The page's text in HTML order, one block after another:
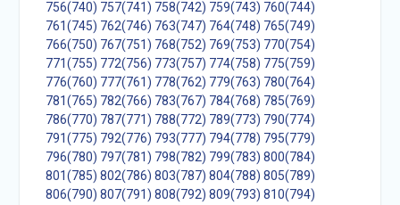
756(740) 757(741) 758(742) 759(743) 760(744)
761(745) 762(746) 763(747) 764(748) 765(749)
766(750) 767(751) 768(752) 769(753) 770(754)
771(755) 772(756) 773(757) 774(758) 775(759)
776(760) 777(761) 778(762) 779(763) 780(764)
781(765) 782(766) 783(767) 784(768) 785(769)
786(770) 787(771) 788(772) 789(773) 790(774)
791(775) 792(776) 793(777) 794(778) 795(779)
796(780) 797(781) 798(782) 799(783) 800(784)
801(785) 802(786) 803(787) 804(788) 805(789)
806(790) 807(791) 808(792) 809(793) 810(794)